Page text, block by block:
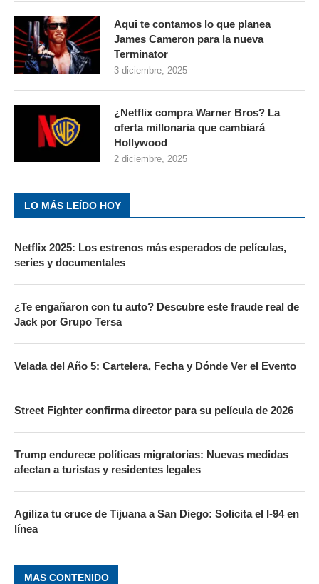
Aqui te contamos lo que planea
James Cameron para la nueva
Terminator
3 diciembre, 2025
¿Netflix compra Warner Bros? La
oferta millonaria que cambiará
Hollywood
2 diciembre, 2025
LO MÁS LEÍDO HOY
Netflix 2025: Los estrenos más esperados de películas,
series y documentales
¿Te engañaron con tu auto? Descubre este fraude real de
Jack por Grupo Tersa
Velada del Año 5: Cartelera, Fecha y Dónde Ver el Evento
Street Fighter confirma director para su película de 2026
Trump endurece políticas migratorias: Nuevas medidas
afectan a turistas y residentes legales
Agiliza tu cruce de Tijuana a San Diego: Solicita el I-94 en
línea
MAS CONTENIDO